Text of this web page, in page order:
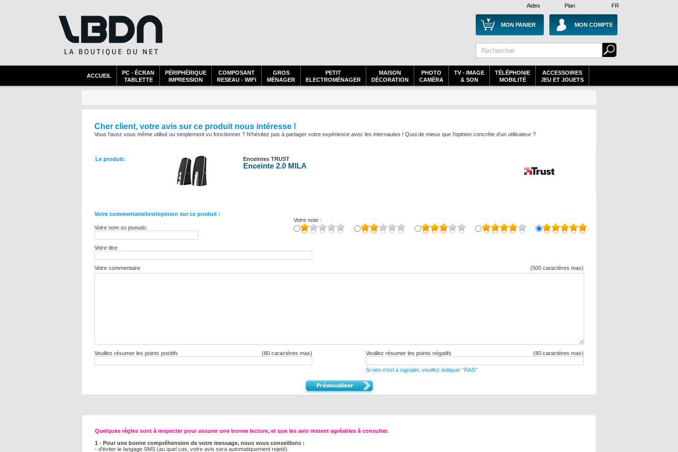
Plan
Aides FR
MON PANIER MON COMPTE
ACCUEIL
PC - ÉCRAN
TABLETTE
PÉRIPHÉRIQUE
IMPRESSION
COMPOSANT
RESEAU - WIFI
GROS
MÉNAGER
PETIT
ELECTROMÉNAGER
MAISON
DÉCORATION
PHOTO
CAMÉRA
TV - IMAGE
& SON
TÉLÉPHONIE
MOBILITÉ
ACCESSOIRES
JEU ET JOUETS
Cher client, votre avis sur ce produit nous intéresse !
Vous l'avez vous même utilisé ou simplement vu fonctionner ? N'hésitez pas à partager votre expérience avec les internautes ! Quoi de mieux que l'opinion concrète d'un utilisateur ?
Le produit: Enceintes TRUST
Enceinte 2.0 MILA
Votre commentaire/test/opinion sur ce produit :
Votre nom ou pseudo
Votre note :
Votre titre
Votre commentaire (500 caractères max)
Veuillez résumer les points positifs (80 caractères max) Veuillez résumer les points négatifs (80 caractères max)
Si rien n'est à signaler, veuillez indiquer "RAS"
Quelques règles sont à respecter pour assurer une bonne lecture, et que les avis restent agréables à consulter.
1 - Pour une bonne compréhension de votre message, nous vous conseillons :
- d'éviter le langage SMS (au quel cas, votre avis sera automatiquement rejeté)